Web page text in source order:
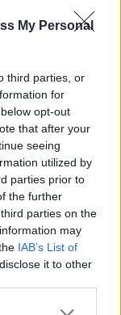
My Personal
third parties, or
for
opt-out
that after your
seeing
utilized by
parties prior to
the further
parties on the
may
IAB’s List of
it to other
para que
su